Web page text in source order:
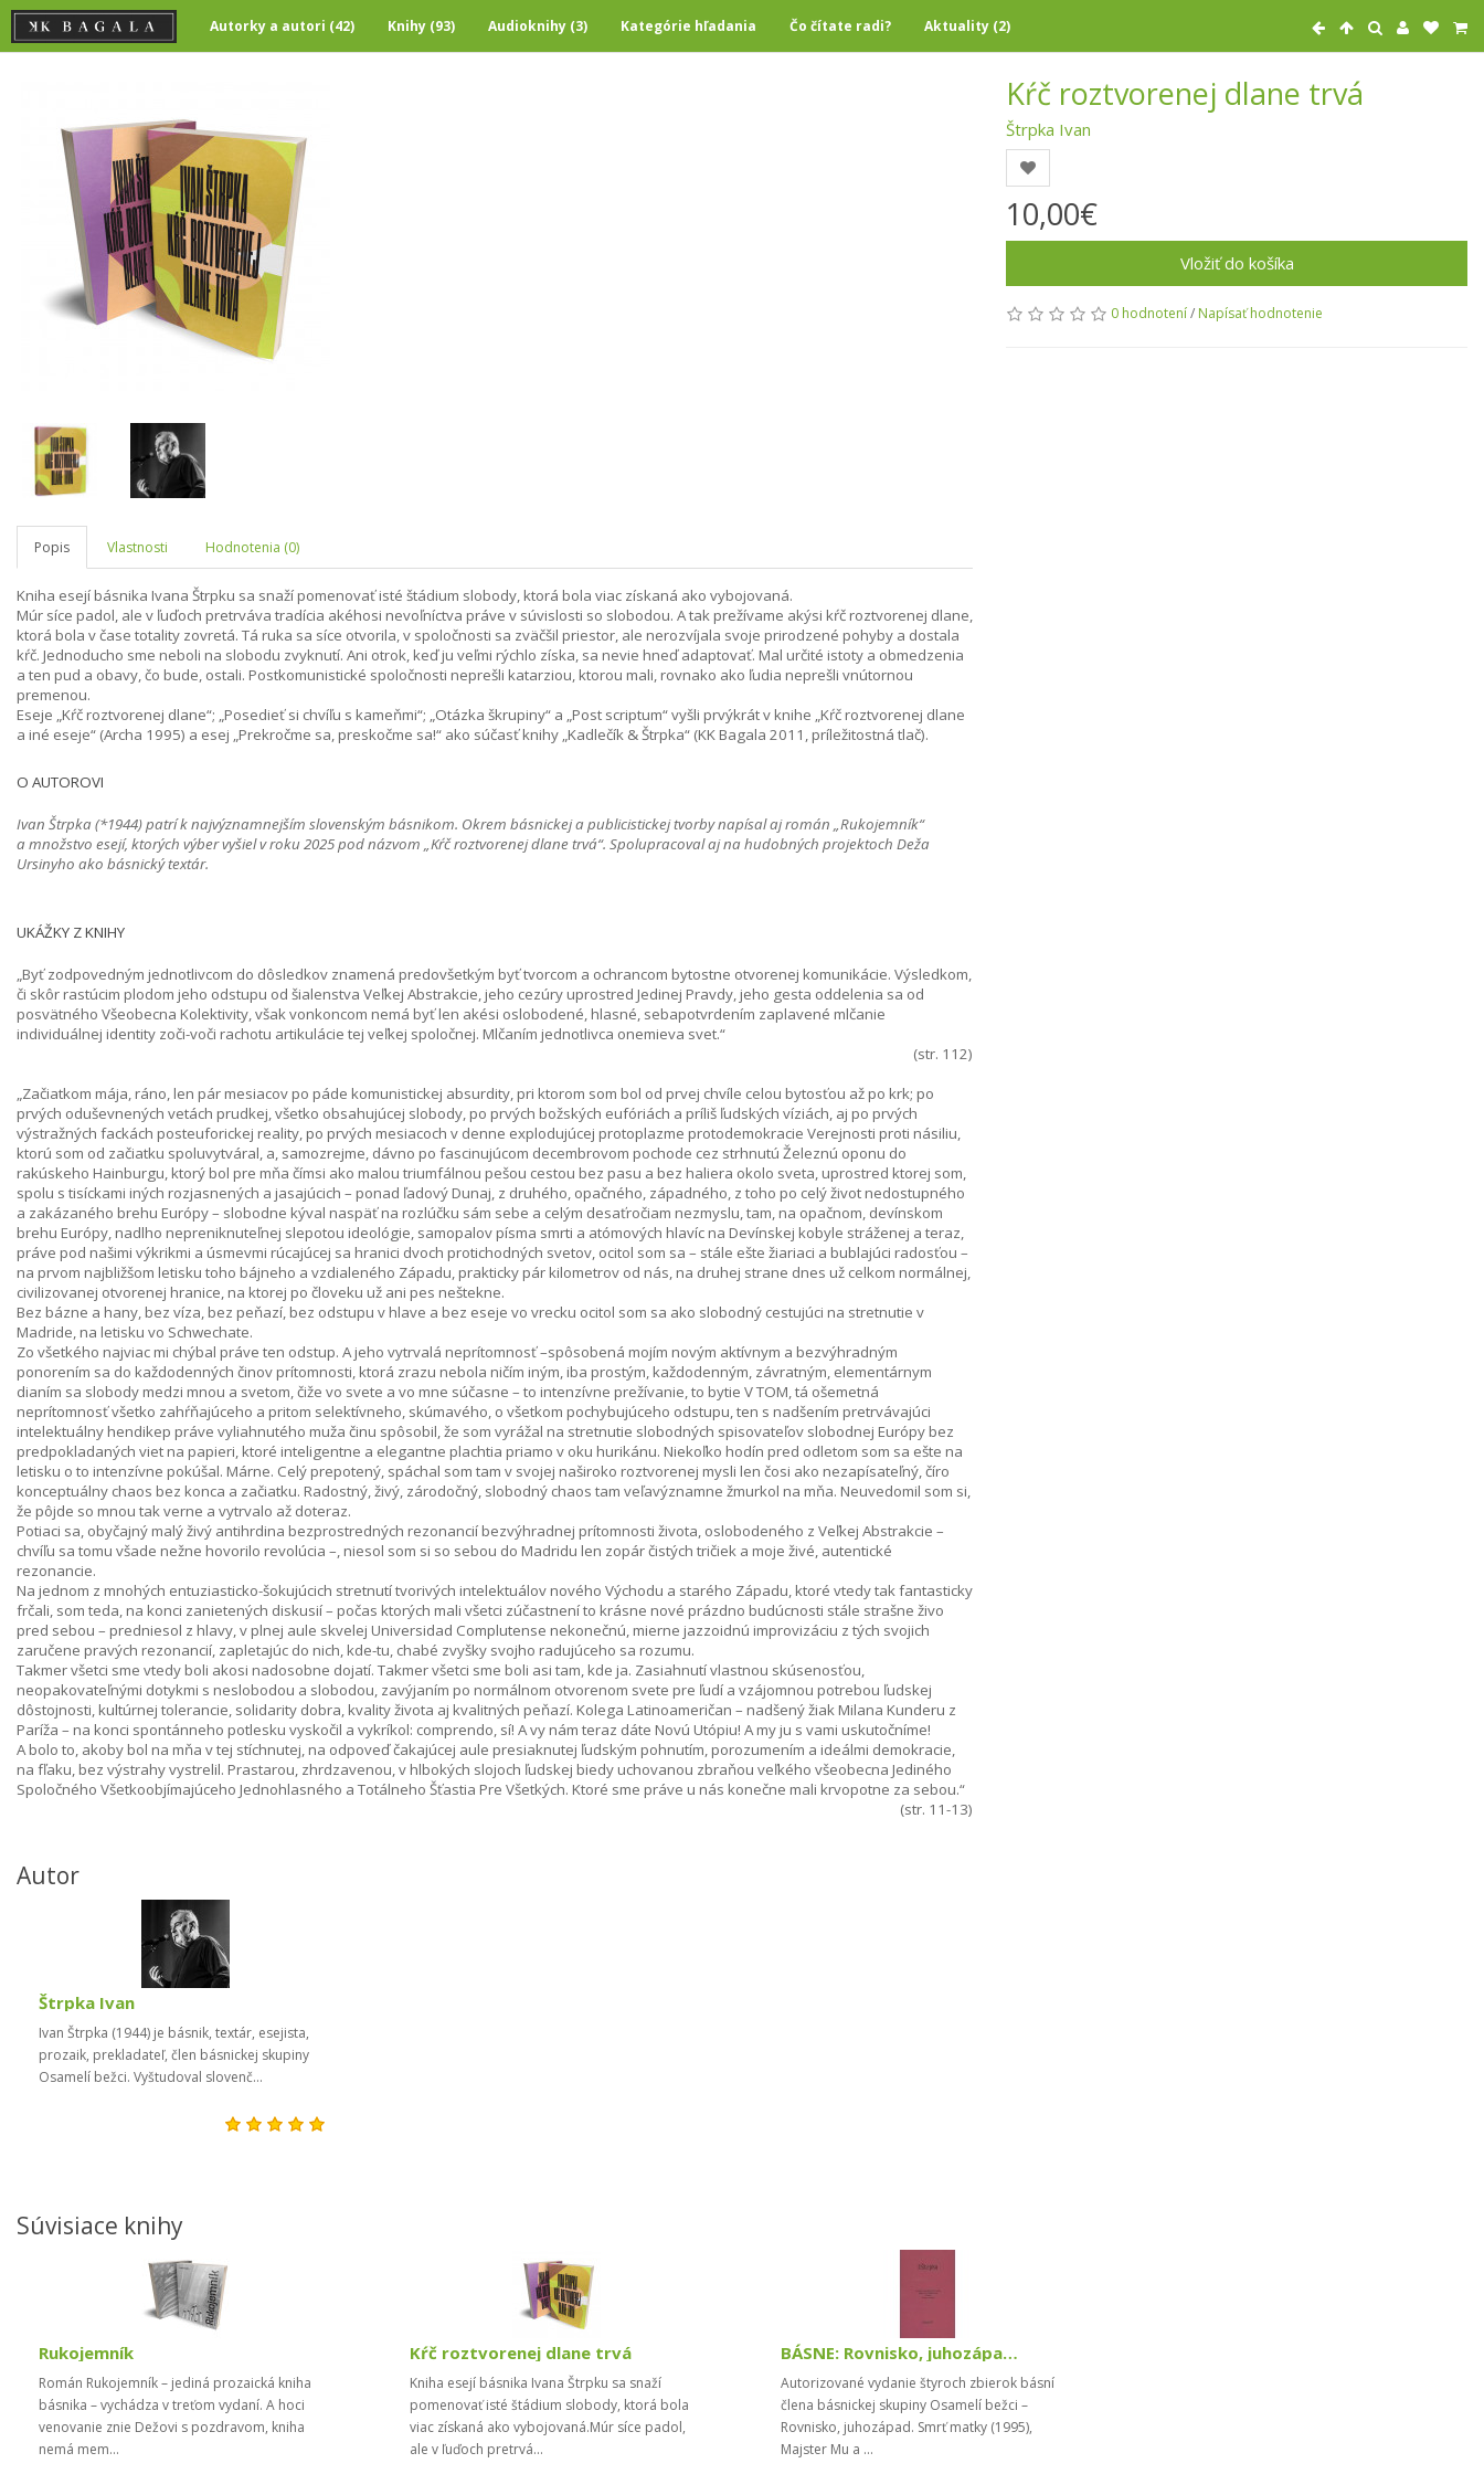
Autorky a autori (42) Knihy (93) Audioknihy (3) Kategórie hľadania Čo čítate radi? Aktuality (2)
Popis Vlastnosti Hodnotenia (0)
Kniha esejí básnika Ivana Štrpku sa snaží pomenovať isté štádium slobody, ktorá bola viac získaná ako vybojovaná.
Múr síce padol, ale v ľuďoch pretrváva tradícia akéhosi nevoľníctva práve v súvislosti so slobodou. A tak prežívame akýsi kŕč roztvorenej dlane,
ktorá bola v čase totality zovretá. Tá ruka sa síce otvorila, v spoločnosti sa zväčšil priestor, ale nerozvíjala svoje prirodzené pohyby a dostala
kŕč. Jednoducho sme neboli na slobodu zvyknutí. Ani otrok, keď ju veľmi rýchlo získa, sa nevie hneď adaptovať. Mal určité istoty a obmedzenia
a ten pud a obavy, čo bude, ostali. Postkomunistické spoločnosti neprešli katarziou, ktorou mali, rovnako ako ľudia neprešli vnútornou
premenou.
Eseje „Kŕč roztvorenej dlane“; „Posedieť si chvíľu s kameňmi“; „Otázka škrupiny“ a „Post scriptum“ vyšli prvýkrát v knihe „Kŕč roztvorenej dlane
a iné eseje“ (Archa 1995) a esej „Prekročme sa, preskočme sa!“ ako súčasť knihy „Kadlečík & Štrpka“ (KK Bagala 2011, príležitostná tlač).
O AUTOROVI
Ivan Štrpka (*1944) patrí k najvýznamnejším slovenským básnikom. Okrem básnickej a publicistickej tvorby napísal aj román „Rukojemník“
a množstvo esejí, ktorých výber vyšiel v roku 2025 pod názvom „Kŕč roztvorenej dlane trvá“. Spolupracoval aj na hudobných projektoch Deža
Ursinyho ako básnický textár.
UKÁŽKY Z KNIHY
„Byť zodpovedným jednotlivcom do dôsledkov znamená predovšetkým byť tvorcom a ochrancom bytostne otvorenej komunikácie. Výsledkom,
či skôr rastúcim plodom jeho odstupu od šialenstva Veľkej Abstrakcie, jeho cezúry uprostred Jedinej Pravdy, jeho gesta oddelenia sa od
posvätného Všeobecna Kolektivity, však vonkoncom nemá byť len akési oslobodené, hlasné, sebapotvrdením zaplavené mlčanie
individuálnej identity zoči-voči rachotu artikulácie tej veľkej spoločnej. Mlčaním jednotlivca onemieva svet.“
(str. 112)
„Začiatkom mája, ráno, len pár mesiacov po páde komunistickej absurdity, pri ktorom som bol od prvej chvíle celou bytosťou až po krk; po
prvých oduševnených vetách prudkej, všetko obsahujúcej slobody, po prvých božských eufóriách a príliš ľudských víziách, aj po prvých
výstražných fackách posteuforickej reality, po prvých mesiacoch v denne explodujúcej protoplazme protodemokracie Verejnosti proti násiliu,
ktorú som od začiatku spoluvytváral, a, samozrejme, dávno po fascinujúcom decembrovom pochode cez strhnutú Železnú oponu do
rakúskeho Hainburgu, ktorý bol pre mňa čímsi ako malou triumfálnou pešou cestou bez pasu a bez haliera okolo sveta, uprostred ktorej som,
spolu s tisíckami iných rozjasnených a jasajúcich – ponad ľadový Dunaj, z druhého, opačného, západného, z toho po celý život nedostupného
a zakázaného brehu Európy – slobodne kýval naspäť na rozlúčku sám sebe a celým desaťročiam nezmyslu, tam, na opačnom, devínskom
brehu Európy, nadlho nepreniknuteľnej slepotou ideológie, samopalov písma smrti a atómových hlavíc na Devínskej kobyle stráženej a teraz,
práve pod našimi výkrikmi a úsmevmi rúcajúcej sa hranici dvoch protichodných svetov, ocitol som sa – stále ešte žiariaci a bublajúci radosťou –
na prvom najbližšom letisku toho bájneho a vzdialeného Západu, prakticky pár kilometrov od nás, na druhej strane dnes už celkom normálnej,
civilizovanej otvorenej hranice, na ktorej po človeku už ani pes neštekne.
Bez bázne a hany, bez víza, bez peňazí, bez odstupu v hlave a bez eseje vo vrecku ocitol som sa ako slobodný cestujúci na stretnutie v
Madride, na letisku vo Schwechate.
Zo všetkého najviac mi chýbal práve ten odstup. A jeho vytrvalá neprítomnosť –spôsobená mojím novým aktívnym a bezvýhradným
ponorením sa do každodenných činov prítomnosti, ktorá zrazu nebola ničím iným, iba prostým, každodenným, závratným, elementárnym
dianím sa slobody medzi mnou a svetom, čiže vo svete a vo mne súčasne – to intenzívne prežívanie, to bytie V TOM, tá ošemetná
neprítomnosť všetko zahŕňajúceho a pritom selektívneho, skúmavého, o všetkom pochybujúceho odstupu, ten s nadšením pretrvávajúci
intelektuálny hendikep práve vyliahnutého muža činu spôsobil, že som vyrážal na stretnutie slobodných spisovateľov slobodnej Európy bez
predpokladaných viet na papieri, ktoré inteligentne a elegantne plachtia priamo v oku hurikánu. Niekoľko hodín pred odletom som sa ešte na
letisku o to intenzívne pokúšal. Márne. Celý prepotený, spáchal som tam v svojej naširoko roztvorenej mysli len čosi ako nezapísateľný, číro
konceptuálny chaos bez konca a začiatku. Radostný, živý, zárodočný, slobodný chaos tam veľavýznamne žmurkol na mňa. Neuvedomil som si,
že pôjde so mnou tak verne a vytrvalo až doteraz.
Potiaci sa, obyčajný malý živý antihrdina bezprostredných rezonancií bezvýhradnej prítomnosti života, oslobodeného z Veľkej Abstrakcie –
chvíľu sa tomu všade nežne hovorilo revolúcia –, niesol som si so sebou do Madridu len zopár čistých tričiek a moje živé, autentické
rezonancie.
Na jednom z mnohých entuziasticko-šokujúcich stretnutí tvorivých intelektuálov nového Východu a starého Západu, ktoré vtedy tak fantasticky
frčali, som teda, na konci zanietených diskusií – počas ktorých mali všetci zúčastnení to krásne nové prázdno budúcnosti stále strašne živo
pred sebou – predniesol z hlavy, v plnej aule skvelej Universidad Complutense nekonečnú, mierne jazzoidnú improvizáciu z tých svojich
zaručene pravých rezonancií, zapletajúc do nich, kde-tu, chabé zvyšky svojho radujúceho sa rozumu.
Takmer všetci sme vtedy boli akosi nadosobne dojatí. Takmer všetci sme boli asi tam, kde ja. Zasiahnutí vlastnou skúsenosťou,
neopakovateľnými dotykmi s neslobodou a slobodou, zavýjaním po normálnom otvorenom svete pre ľudí a vzájomnou potrebou ľudskej
dôstojnosti, kultúrnej tolerancie, solidarity dobra, kvality života aj kvalitných peňazí. Kolega Latinoameričan – nadšený žiak Milana Kunderu z
Paríža – na konci spontánneho potlesku vyskočil a vykríkol: comprendo, sí! A vy nám teraz dáte Novú Utópiu! A my ju s vami uskutočníme!
A bolo to, akoby bol na mňa v tej stíchnutej, na odpoveď čakajúcej aule presiaknutej ľudským pohnutím, porozumením a ideálmi demokracie,
na fľaku, bez výstrahy vystrelil. Prastarou, zhrdzavenou, v hlbokých slojoch ľudskej biedy uchovanou zbraňou veľkého všeobecna Jediného
Spoločného Všetkoobjímajúceho Jednohlasného a Totálneho Šťastia Pre Všetkých. Ktoré sme práve u nás konečne mali krvopotne za sebou.“
(str. 11-13)
Kŕč roztvorenej dlane trvá
Štrpka Ivan
10,00€
Vložiť do košíka
0 hodnotení/ Napísať hodnotenie
Autor
Štrpka Ivan
Ivan Štrpka (1944) je básnik, textár, esejista,
prozaik, prekladateľ, člen básnickej skupiny
Osamelí bežci. Vyštudoval slovenč...
Súvisiace knihy
Rukojemník
Román Rukojemník – jediná prozaická kniha
básnika – vychádza v treťom vydaní. A hoci
venovanie znie Dežovi s pozdravom, kniha
nemá mem...
Kŕč roztvorenej dlane trvá
Kniha esejí básnika Ivana Štrpku sa snaží
pomenovať isté štádium slobody, ktorá bola
viac získaná ako vybojovaná.Múr síce padol,
ale v ľuďoch pretrvá...
BÁSNE: Rovnisko, juhozápad. Smrť matky / Majster...
Autorizované vydanie štyroch zbierok básní
člena básnickej skupiny Osamelí bežci –
Rovnisko, juhozápad. Smrť matky (1995),
Majster Mu a ...